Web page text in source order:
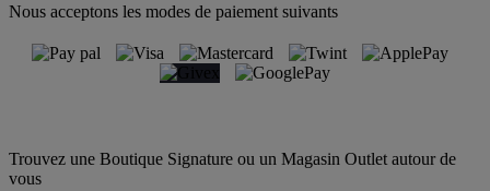
Nous acceptons les modes de paiement suivants
Trouvez une Boutique Signature ou un Magasin Outlet autour de
vous